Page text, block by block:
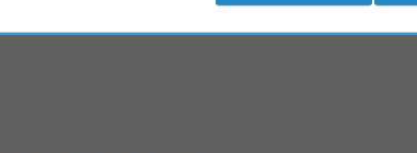
5,1 km - Mimizan